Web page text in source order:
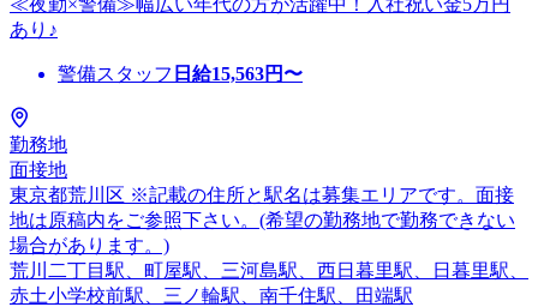
あり♪
警備スタッフ 日給15,563円〜
勤務地
面接地
東京都荒川区 ※記載の住所と駅名は募集エリアです。面接
地は原稿内をご参照下さい。(希望の勤務地で勤務できない
場合があります。)
荒川二丁目駅、町屋駅、三河島駅、西日暮里駅、日暮里駅、
赤土小学校前駅、三ノ輪駅、南千住駅、田端駅